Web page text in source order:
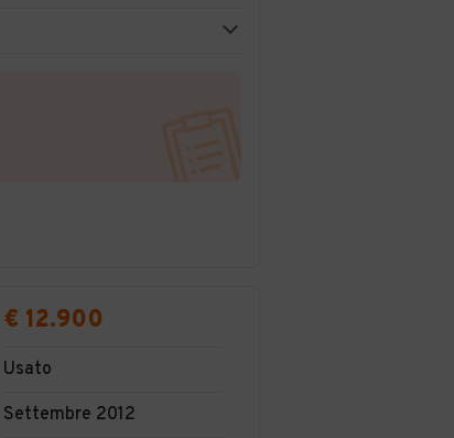
€ 12.900
Usato
Settembre 2012